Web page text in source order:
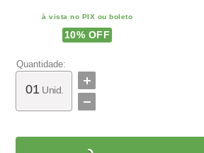
à vista no PIX ou boleto
10% OFF
Quantidade:
Unid.